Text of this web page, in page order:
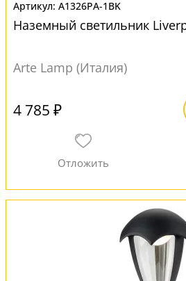
A1326PA-1BK
Наземный светильник
Arte Lamp (Италия)
4 785 ₽